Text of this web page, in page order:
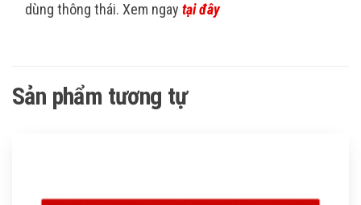
dùng thông thái. Xem ngay tại đây
Sản phẩm tương tự